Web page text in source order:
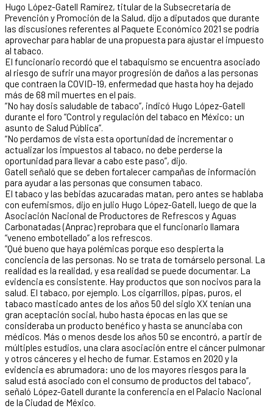
Hugo López-Gatell Ramírez, titular de la Subsecretaría de
Prevención y Promoción de la Salud, dijo a diputados que durante
las discusiones referentes al Paquete Económico 2021 se podría
aprovechar para hablar de una propuesta para ajustar el impuesto
al tabaco.
El funcionario recordó que el tabaquismo se encuentra asociado
al riesgo de sufrir una mayor progresión de daños a las personas
que contraen la COVID-19, enfermedad que hasta hoy ha dejado
más de 68 mil muertes en el país.
“No hay dosis saludable de tabaco”, indicó Hugo López-Gatell
durante el foro “Control y regulación del tabaco en México: un
asunto de Salud Pública”.
“No perdamos de vista esta oportunidad de incrementar o
actualizar los impuestos al tabaco, no debe perderse la
oportunidad para llevar a cabo este paso”, dijo.
Gatell señaló que se deben fortalecer campañas de información
para ayudar a las personas que consumen tabaco.
El tabaco y las bebidas azucaradas matan, pero antes se hablaba
con eufemismos, dijo en julio Hugo López-Gatell, luego de que la
Asociación Nacional de Productores de Refrescos y Aguas
Carbonatadas (Anprac) reprobara que el funcionario llamara
“veneno embotellado” a los refrescos.
“Qué bueno que haya polémicas porque eso despierta la
conciencia de las personas. No se trata de tomárselo personal. La
realidad es la realidad, y esa realidad se puede documentar. La
evidencia es consistente. Hay productos que son nocivos para la
salud. El tabaco, por ejemplo. Los cigarrillos, pipas, puros, el
tabaco masticado antes de los años 50 del siglo XX tenían una
gran aceptación social, hubo hasta épocas en las que se
consideraba un producto benéfico y hasta se anunciaba con
médicos. Más o menos desde los años 50 se encontró, a partir de
múltiples estudios, una clara asociación entre el cáncer pulmonar
y otros cánceres y el hecho de fumar. Estamos en 2020 y la
evidencia es abrumadora: uno de los mayores riesgos para la
salud está asociado con el consumo de productos del tabaco”,
señaló López-Gatell durante la conferencia en el Palacio Nacional
de la Ciudad de México.